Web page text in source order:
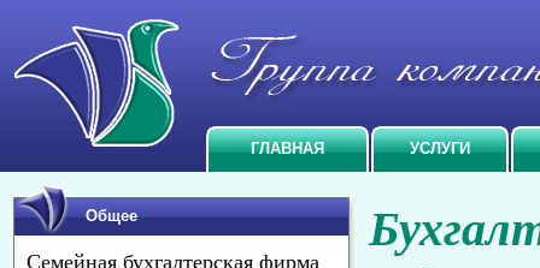
ГЛАВНАЯ УСЛУГИ
Общее
Семейная бухгалтерская фирма